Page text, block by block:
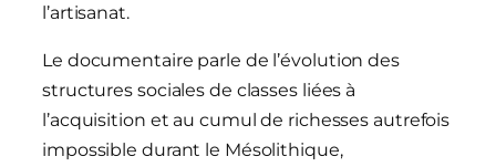
l’artisanat.
Le documentaire parle de l’évolution des
structures sociales de classes liées à
l’acquisition et au cumul de richesses autrefois
impossible durant le Mésolithique,